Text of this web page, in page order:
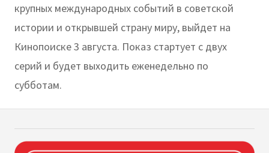
крупных международных событий в советской
истории и открывшей страну миру, выйдет на
Кинопоиске 3 августа. Показ стартует с двух
серий и будет выходить еженедельно по
субботам.